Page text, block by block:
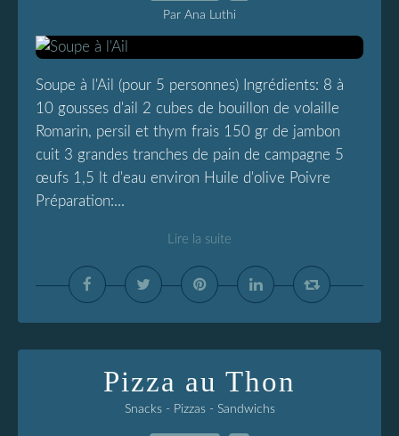
Par Ana Luthi
Soupe à l'Ail (pour 5 personnes) Ingrédients: 8 à
10 gousses d'ail 2 cubes de bouillon de volaille
Romarin, persil et thym frais 150 gr de jambon
cuit 3 grandes tranches de pain de campagne 5
œufs 1,5 lt d'eau environ Huile d'olive Poivre
Préparation:...
Lire la suite
Pizza au Thon
Snacks - Pizzas - Sandwichs